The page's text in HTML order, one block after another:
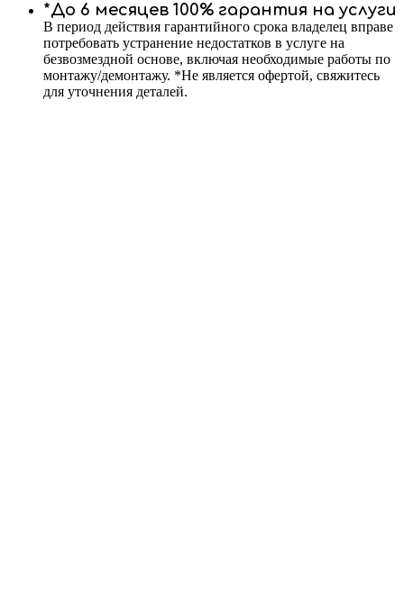
*До 6 месяцев 100% гарантия на услуги
В период действия гарантийного срока владелец вправе
потребовать устранение недостатков в услуге на
безвозмездной основе, включая необходимые работы по
монтажу/демонтажу. *Не является офертой, свяжитесь
для уточнения деталей.